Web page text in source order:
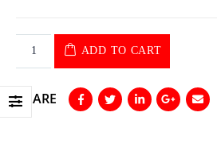
ADD TO CART
SHARE